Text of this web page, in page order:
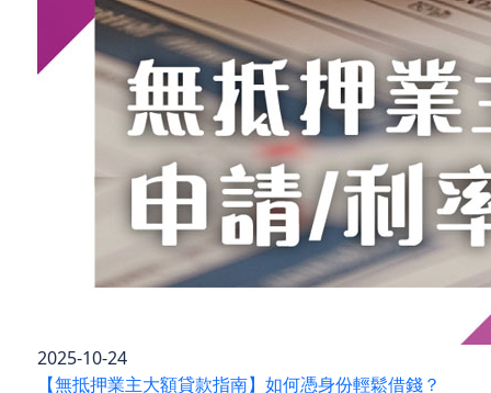
2025-10-24
【無抵押業主大額貸款指南】如何憑身份輕鬆借錢？